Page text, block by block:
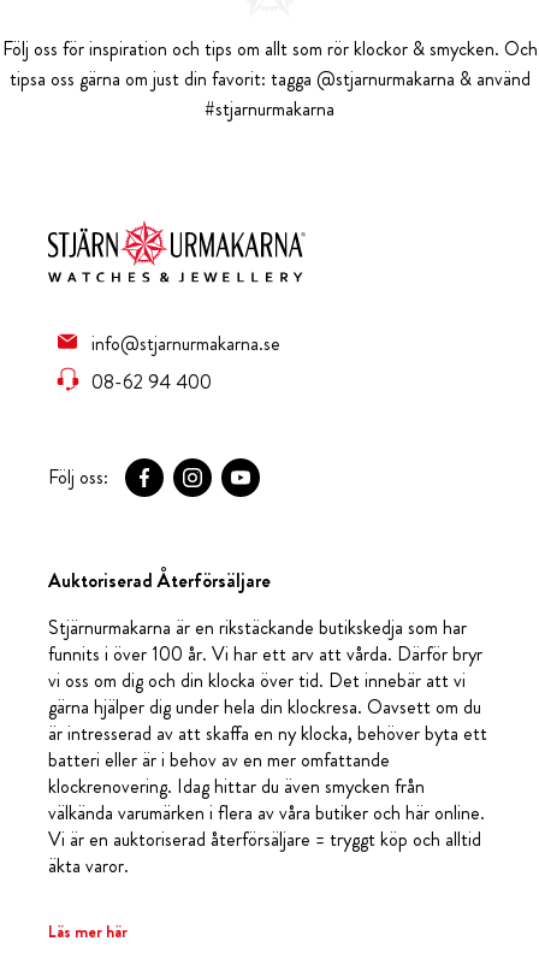
Följ oss för inspiration och tips om allt som rör klockor & smycken. Och
tipsa oss gärna om just din favorit: tagga @stjarnurmakarna & använd
#stjarnurmakarna
info@stjarnurmakarna.se
08-62 94 400
Följ oss:
Auktoriserad Återförsäljare
Stjärnurmakarna är en rikstäckande butikskedja som har
funnits i över 100 år. Vi har ett arv att vårda. Därför bryr
vi oss om dig och din klocka över tid. Det innebär att vi
gärna hjälper dig under hela din klockresa. Oavsett om du
är intresserad av att skaffa en ny klocka, behöver byta ett
batteri eller är i behov av en mer omfattande
klockrenovering. Idag hittar du även smycken från
välkända varumärken i flera av våra butiker och här online.
Vi är en auktoriserad återförsäljare = tryggt köp och alltid
äkta varor.
Läs mer här